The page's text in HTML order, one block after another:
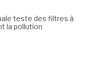
teste des filtres à
la pollution